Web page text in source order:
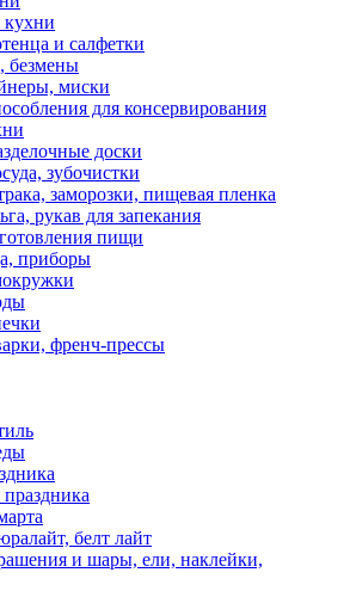
кухни
и салфетки
безмены
миски
для консервирования
доски
зубочистки
заморозки, пищевая пленка
рукав для запекания
пищи
приборы
френч-прессы
белт лайт
и шары, ели, наклейки,